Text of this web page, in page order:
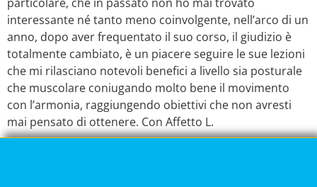
interessante né tanto meno coinvolgente, nell’arco di un
anno, dopo aver frequentato il suo corso, il giudizio è
totalmente cambiato, è un piacere seguire le sue lezioni
che mi rilasciano notevoli benefici a livello sia posturale
che muscolare coniugando molto bene il movimento
con l’armonia, raggiungendo obiettivi che non avresti
mai pensato di ottenere. Con Affetto L.